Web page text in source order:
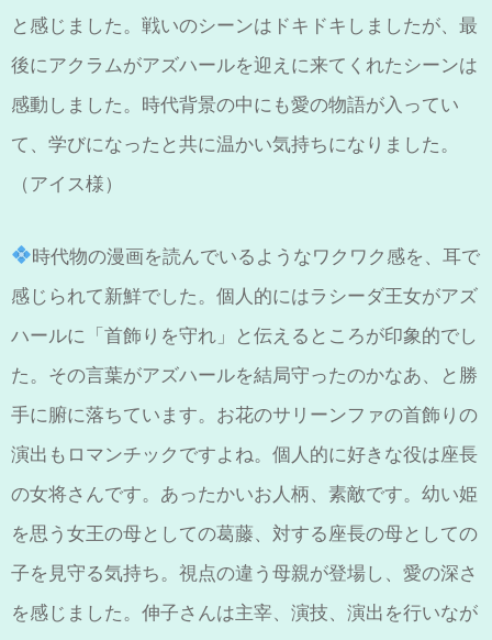
と感じました。戦いのシーンはドキドキしましたが、最
後にアクラムがアズハールを迎えに来てくれたシーンは
感動しました。時代背景の中にも愛の物語が入ってい
て、学びになったと共に温かい気持ちになりました。
（アイス様）
時代物の漫画を読んでいるようなワクワク感を、耳で
感じられて新鮮でした。個人的にはラシーダ王女がアズ
ハールに「首飾りを守れ」と伝えるところが印象的でし
た。その言葉がアズハールを結局守ったのかなあ、と勝
手に腑に落ちています。お花のサリーンファの首飾りの
演出もロマンチックですよね。個人的に好きな役は座長
の女将さんです。あったかいお人柄、素敵です。幼い姫
を思う女王の母としての葛藤、対する座長の母としての
子を見守る気持ち。視点の違う母親が登場し、愛の深さ
を感じました。伸子さんは主宰、演技、演出を行いなが